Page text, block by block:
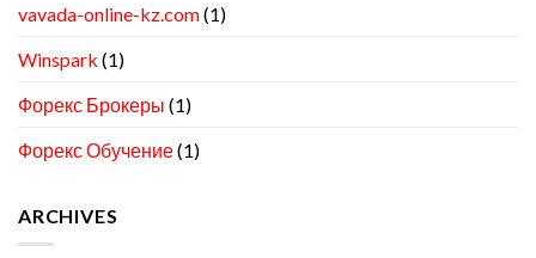
vavada-online-kz.com(1)
Winspark (1)
Форекс Брокеры (1)
Форекс Обучение(1)
ARCHIVES